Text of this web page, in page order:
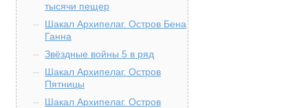
тысячи пещер
Шакал Архипелаг. Остров Бена
Ганна
Звёздные войны 5 в ряд
Шакал Архипелаг. Остров
Пятницы
Шакал Архипелаг. Остров